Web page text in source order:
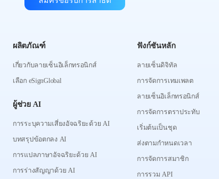
ผลิตภัณฑ์
เกี่ยวกับลายเซ็นอิเล็กทรอนิกส์
เลือก eSignGlobal
ผู้ช่วย AI
การระบุความเสี่ยงอัจฉริยะด้วย AI
บทสรุปข้อตกลง AI
การแปลภาษาอัจฉริยะด้วย AI
การร่างสัญญาด้วย AI
ฟังก์ชันหลัก
ลายเซ็นดิจิทัล
การจัดการเทมเพลต
ลายเซ็นอิเล็กทรอนิกส์
การจัดการตราประทับ
เริ่มต้นเป็นชุด
ส่งตามกำหนดเวลา
การจัดการสมาชิก
การรวม API